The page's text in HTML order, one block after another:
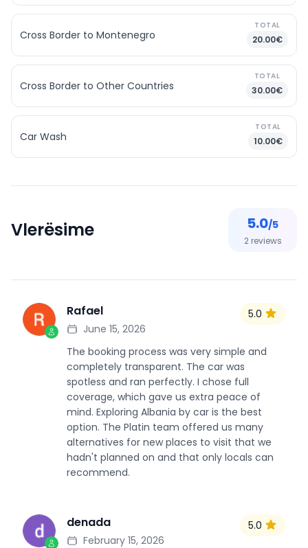
Cross Border to Montenegro
TOTAL
20.00€
Cross Border to Other Countries
TOTAL
30.00€
Car Wash
TOTAL
10.00€
Vlerësime 5.0/5
2 reviews
R Rafael
June 15, 2026
5.0
The booking process was very simple and
completely transparent. The car was
spotless and ran perfectly. I chose full
coverage, which gave us extra peace of
mind. Exploring Albania by car is the best
option. The Platin team offered us many
alternatives for new places to visit that we
hadn't planned on and that only locals can
recommend.
D denada
February 15, 2026
5.0